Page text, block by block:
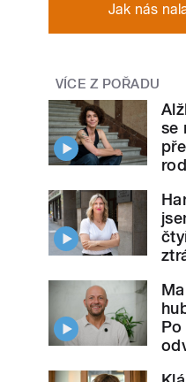
Jak nás
VÍCE Z POŘADU
se